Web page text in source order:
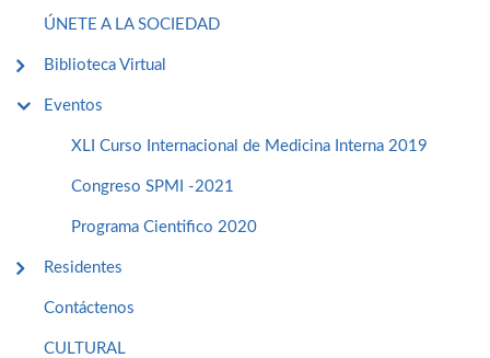
ÚNETE A LA SOCIEDAD
Biblioteca Virtual
Eventos
XLI Curso Internacional de Medicina Interna 2019
Congreso SPMI -2021
Programa Cientifico 2020
Residentes
Contáctenos
CULTURAL